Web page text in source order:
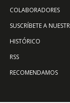
COLABORADORES
SUSCRÍBETE A
HISTÓRICO
RSS
RECOMENDAMOS